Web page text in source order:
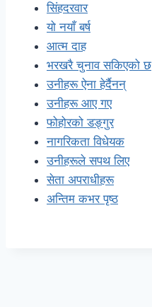
सिंहदरवार
यो नयाँ बर्ष
आत्म दाह
भरखरै चुनाव सकिएको छ
उनीहरू ऐना हेर्दैनन्
उनीहरू आए गए
फोहोरको डङ्गुर
नागरिकता विधेयक
उनीहरूले सपथ लिए
सेता अपराधीहरू
अन्तिम कभर पृष्ठ